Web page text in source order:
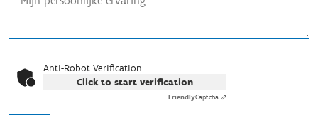
Anti-Robot Verification
Click to start verification
FriendlyCaptcha ⇗